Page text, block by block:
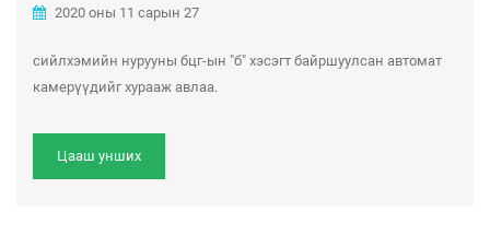
2020 оны 11 сарын 27
сийлхэмийн нурууны бцг-ын "б" хэсэгт байршуулсан автомат
камерүүдийг хурааж авлаа.
Цааш унших